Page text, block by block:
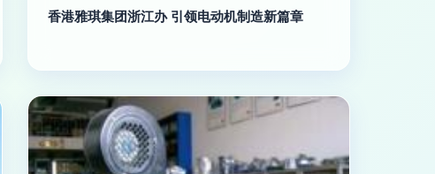
香港雅琪集团浙江办 引领电动机制造新篇章